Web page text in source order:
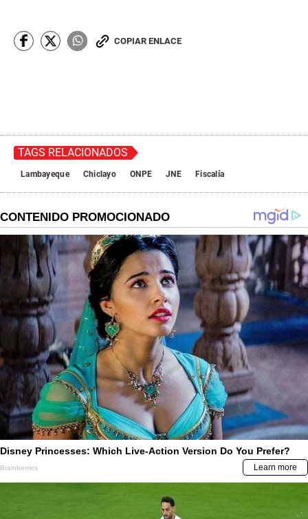
COPIAR ENLACE
TAGS RELACIONADOS
Lambayeque Chiclayo ONPE JNE Fiscalía